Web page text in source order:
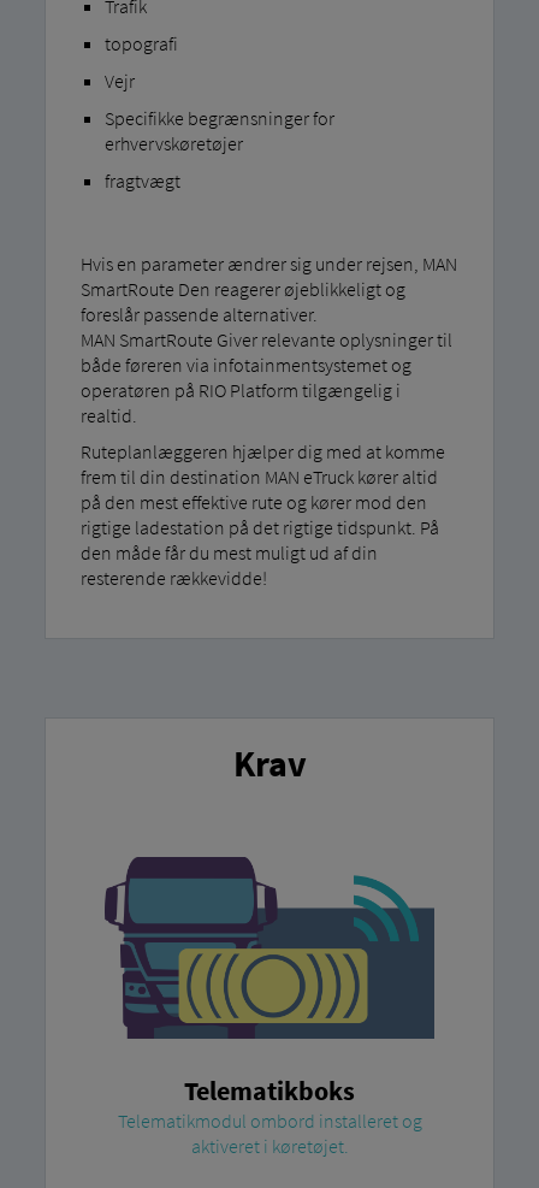
Trafik
topografi
Vejr
Specifikke begrænsninger for
erhvervskøretøjer
fragtvægt
Hvis en parameter ændrer sig under rejsen, MAN
SmartRoute Den reagerer øjeblikkeligt og
foreslår passende alternativer.
MAN SmartRoute Giver relevante oplysninger til
både føreren via infotainmentsystemet og
operatøren på RIO Platform tilgængelig i
realtid.
Ruteplanlæggeren hjælper dig med at komme
frem til din destination MAN eTruck kører altid
på den mest effektive rute og kører mod den
rigtige ladestation på det rigtige tidspunkt. På
den måde får du mest muligt ud af din
resterende rækkevidde!
Krav
Telematikboks
Telematikmodul ombord installeret og
aktiveret i køretøjet.